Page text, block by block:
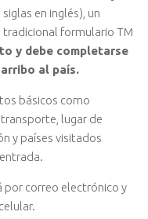
siglas en inglés), un
formulario TM
y debe completarse
al país.
básicos como
lugar de
y países visitados
por correo electrónico y